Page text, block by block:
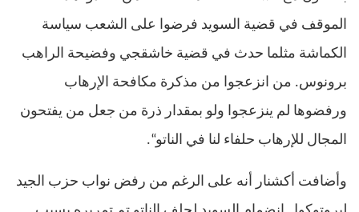
الموقف في قضية السويد فرضوا على الشعب سياسة
الكماشة مثلما حدث في قضية خاشقجي وفضيحة الراهب
برونوس. من انزعجوا من مذكرة مكافحة الإرهاب
ورفضوها لم ينزعجوا ولو بمقدار ذرة من جعل من يفتحون
المجال للإرهاب حلفاء لنا في الناتو“.
وأضافت أكشنار أنه على الرغم من رفض نواب حزب الجيد